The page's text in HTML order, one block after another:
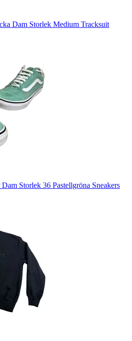
Dam Storlek Medium Tracksuit
Storlek 36 Pastellgröna Sneakers